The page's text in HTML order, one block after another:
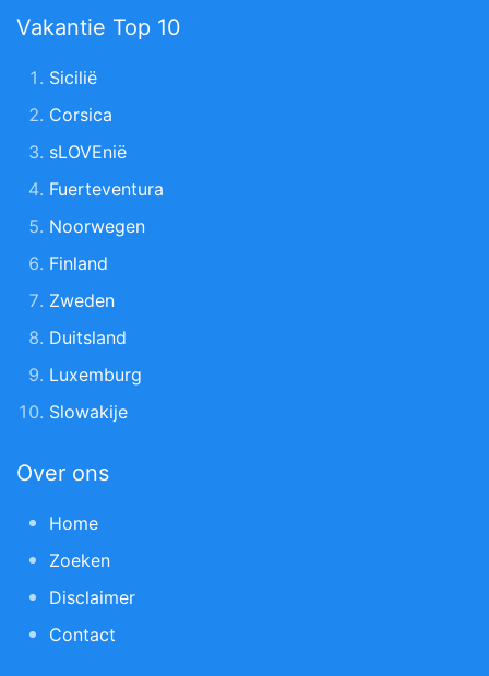
Vakantie Top 10
Sicilië
Corsica
sLOVEnië
Fuerteventura
Noorwegen
Finland
Zweden
Duitsland
Luxemburg
Slowakije
Over ons
Home
Zoeken
Disclaimer
Contact